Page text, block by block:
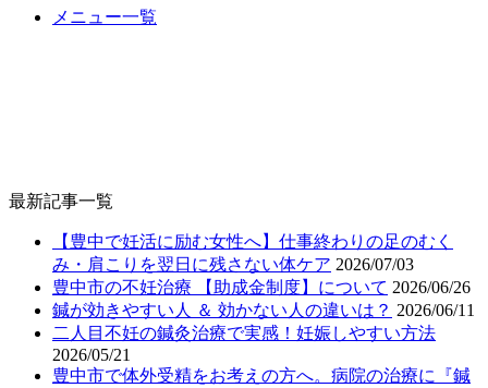
メニュー一覧
最新記事一覧
【豊中で妊活に励む女性へ】仕事終わりの足のむく
み・肩こりを翌日に残さない体ケア 2026/07/03
豊中市の不妊治療 【助成金制度】について 2026/06/26
鍼が効きやすい人 ＆ 効かない人の違いは？ 2026/06/11
二人目不妊の鍼灸治療で実感！妊娠しやすい方法
2026/05/21
豊中市で体外受精をお考えの方へ。病院の治療に『鍼